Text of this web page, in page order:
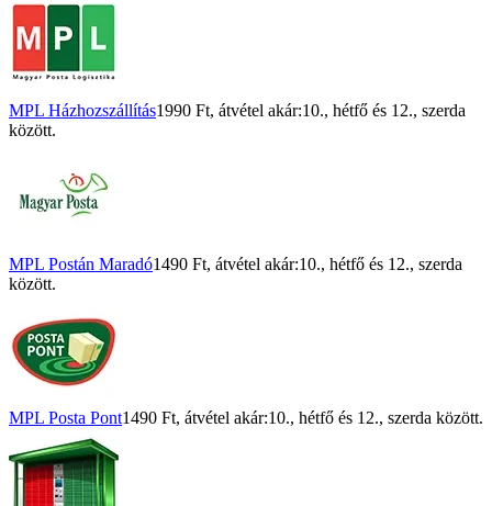
MPL Házhozszállítás1990 Ft, átvétel akár:10., hétfő és 12., szerda
között.
MPL Postán Maradó1490 Ft, átvétel akár:10., hétfő és 12., szerda
között.
MPL Posta Pont1490 Ft, átvétel akár:10., hétfő és 12., szerda között.